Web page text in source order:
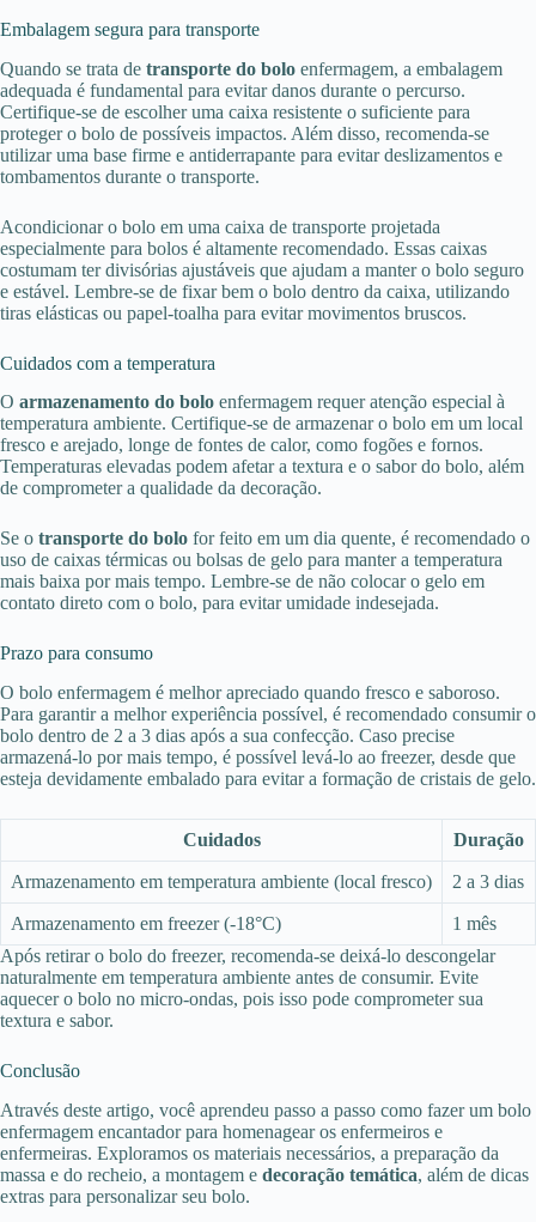
Embalagem segura para transporte
Quando se trata de transporte do bolo enfermagem, a embalagem
adequada é fundamental para evitar danos durante o percurso.
Certifique-se de escolher uma caixa resistente o suficiente para
proteger o bolo de possíveis impactos. Além disso, recomenda-se
utilizar uma base firme e antiderrapante para evitar deslizamentos e
tombamentos durante o transporte.
Acondicionar o bolo em uma caixa de transporte projetada
especialmente para bolos é altamente recomendado. Essas caixas
costumam ter divisórias ajustáveis que ajudam a manter o bolo seguro
e estável. Lembre-se de fixar bem o bolo dentro da caixa, utilizando
tiras elásticas ou papel-toalha para evitar movimentos bruscos.
Cuidados com a temperatura
O armazenamento do bolo enfermagem requer atenção especial à
temperatura ambiente. Certifique-se de armazenar o bolo em um local
fresco e arejado, longe de fontes de calor, como fogões e fornos.
Temperaturas elevadas podem afetar a textura e o sabor do bolo, além
de comprometer a qualidade da decoração.
Se o transporte do bolo for feito em um dia quente, é recomendado o
uso de caixas térmicas ou bolsas de gelo para manter a temperatura
mais baixa por mais tempo. Lembre-se de não colocar o gelo em
contato direto com o bolo, para evitar umidade indesejada.
Prazo para consumo
O bolo enfermagem é melhor apreciado quando fresco e saboroso.
Para garantir a melhor experiência possível, é recomendado consumir o
bolo dentro de 2 a 3 dias após a sua confecção. Caso precise
armazená-lo por mais tempo, é possível levá-lo ao freezer, desde que
esteja devidamente embalado para evitar a formação de cristais de gelo.
Cuidados Duração
Armazenamento em temperatura ambiente (local fresco) 2 a 3 dias
Armazenamento em freezer (-18°C)
1 mês
Após retirar o bolo do freezer, recomenda-se deixá-lo descongelar
naturalmente em temperatura ambiente antes de consumir. Evite
aquecer o bolo no micro-ondas, pois isso pode comprometer sua
textura e sabor.
Conclusão
Através deste artigo, você aprendeu passo a passo como fazer um bolo
enfermagem encantador para homenagear os enfermeiros e
enfermeiras. Exploramos os materiais necessários, a preparação da
massa e do recheio, a montagem e decoração temática, além de dicas
extras para personalizar seu bolo.